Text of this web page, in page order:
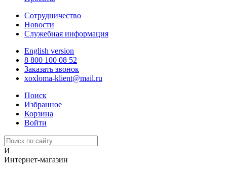
Сотрудничество
Новости
Служебная информация
English version
8 800 100 08 52
Заказать звонок
xoxloma-klient@mail.ru
Поиск
Избранное
Корзина
Войти
И
Интернет-магазин